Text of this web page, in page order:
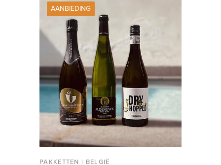
AANBIEDING
PAKKETTEN | BELGIË